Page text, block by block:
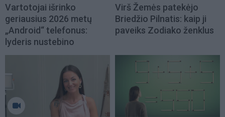
Vartotojai išrinko
geriausius 2026 metų
„Android“ telefonus:
lyderis nustebino
Virš Žemės patekėjo
Briedžio Pilnatis: kaip ji
paveiks Zodiako ženklus